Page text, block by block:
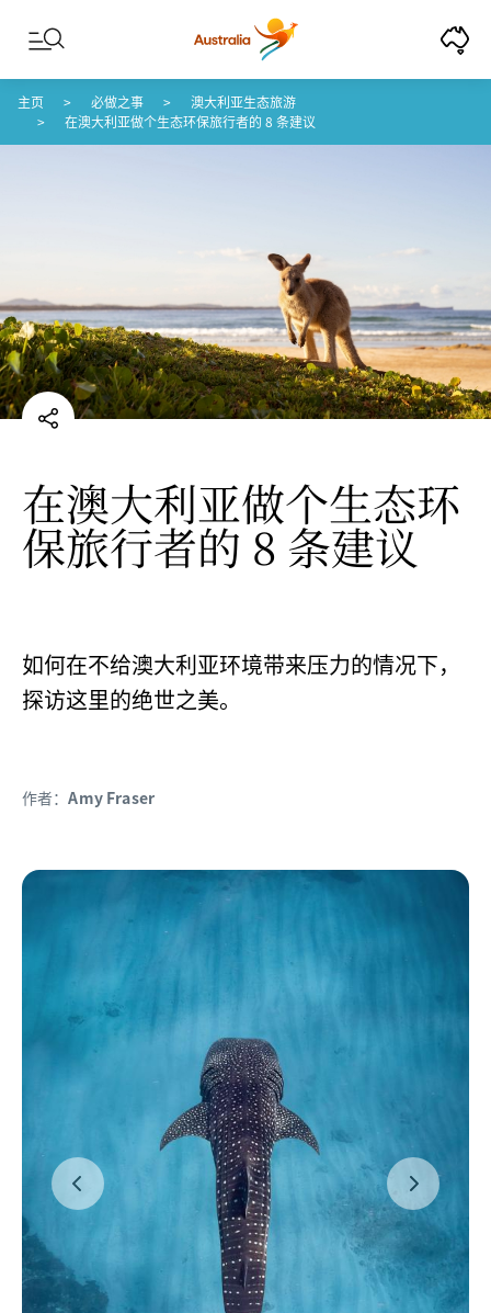
Skip to content
Skip to footer navigation
主页 必做之事
澳大利亚生态旅游
在澳大利亚做个生态环保旅行者的 8 条建议
在澳大利亚做个生态环
保旅行者的 8 条建议
如何在不给澳大利亚环境带来压力的情况下，
探访这里的绝世之美。
作者：Amy Fraser